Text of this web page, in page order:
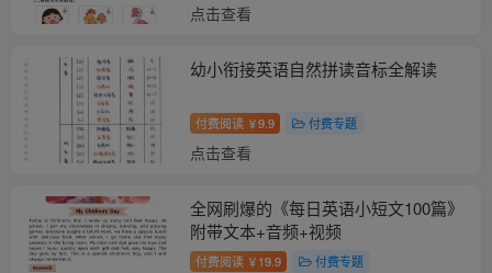
点击查看
幼小衔接英语自然拼读音标全解读
付费阅读 ￥9.9 付费专题
点击查看
全网刷爆的《每日英语小短文100篇》
附带文本+音频+视频
付费阅读 ￥ 19.9 付费专题